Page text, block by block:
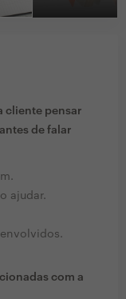
cliente pensar
de falar
ajudar.
com a